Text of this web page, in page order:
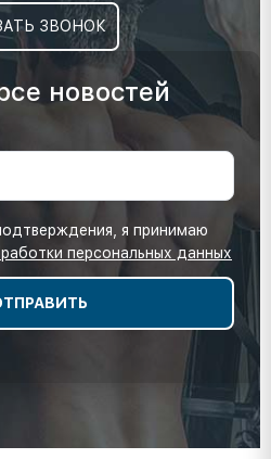
ЗВОНОК
новостей
я принимаю
персональных данных